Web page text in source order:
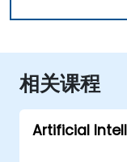
相关课程
Artificial